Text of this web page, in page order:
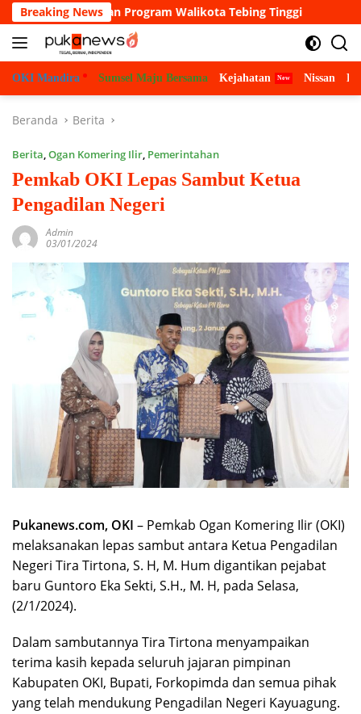
Langsung
ke
konten
Breaking News
misi dan Program Walikota Tebing Tinggi Pemerhati
OKI Mandira Sumsel Maju Bersama Kejahatan Nissan
Beranda Berita
Berita,Ogan Komering Ilir, Pemerintahan
Pemkab OKI Lepas Sambut Ketua
Pengadilan Negeri
Admin
03/01/2024
Pukanews.com, OKI – Pemkab Ogan Komering Ilir (OKI)
melaksanakan lepas sambut antara Ketua Pengadilan
Negeri Tira Tirtona, S. H, M. Hum digantikan pejabat
baru Guntoro Eka Sekti, S.H., M. H, pada Selasa,
(2/1/2024).
Dalam sambutannya Tira Tirtona menyampaikan
terima kasih kepada seluruh jajaran pimpinan
Kabupaten OKI, Bupati, Forkopimda dan semua pihak
yang telah mendukung Pengadilan Negeri Kayuagung.